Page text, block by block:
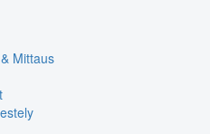
Mittaus